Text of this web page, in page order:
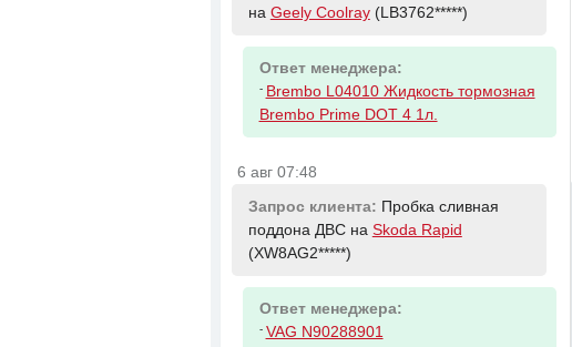
на Geely Coolray(LB3762*****)
Ответ менеджера:
- Brembo L04010 Жидкость тормозная
Brembo Prime DOT 4 1л.
6 авг 07:48
Запрос клиента: Пробка сливная
поддона ДВС на Skoda Rapid
(XW8AG2*****)
Ответ менеджера:
- VAG N90288901